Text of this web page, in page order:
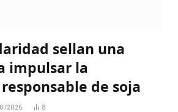
sellan una
impulsar la
de soja
2026 8